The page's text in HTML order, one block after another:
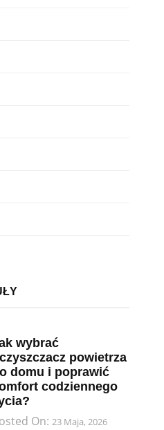
wybrać
powietrza
domu i poprawić
codziennego
On:23 Maja, 2026